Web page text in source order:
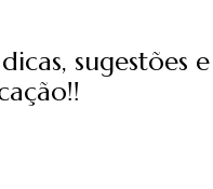
sugestões